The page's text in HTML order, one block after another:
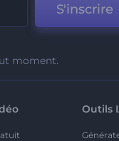
S'inscrire
moment.
Outils